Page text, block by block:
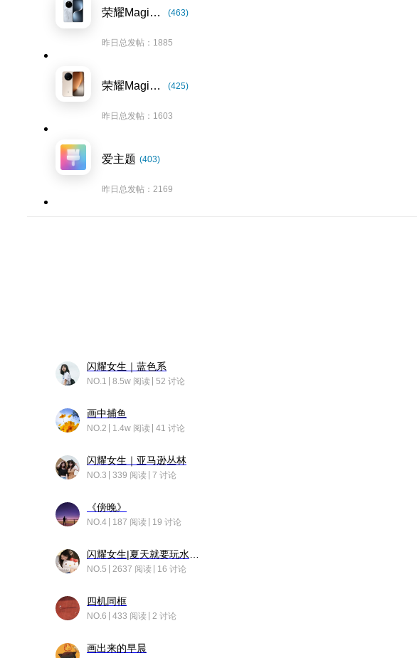
荣耀Magic7系列 (463)
昨日总发帖：1885
荣耀Magic8系列 (425)
昨日总发帖：1603
爱主题 (403)
昨日总发帖：2169
闪耀女生｜蓝色系
NO.1 8.5w 阅读 52 讨论
画中捕鱼
NO.2 1.4w 阅读 41 讨论
闪耀女生｜亚马逊丛林
NO.3 339 阅读 7 讨论
《傍晚》
NO.4 187 阅读 19 讨论
NO.5 2637 阅读 16 讨论
四机同框
NO.6 433 阅读 2 讨论
画出来的早晨